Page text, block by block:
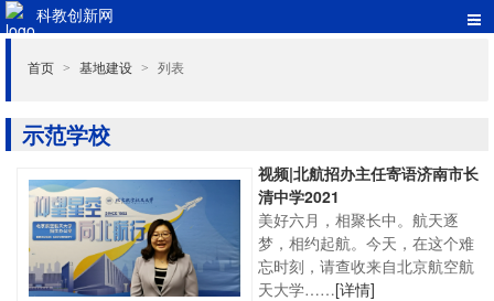
科教创新网
首页 > 基地建设 > 列表
示范学校
视频|北航招办主任寄语济南市长
清中学2021
美好六月，相聚长中。航天逐
梦，相约起航。今天，在这个难
忘时刻，请查收来自北京航空航
天大学……[详情]